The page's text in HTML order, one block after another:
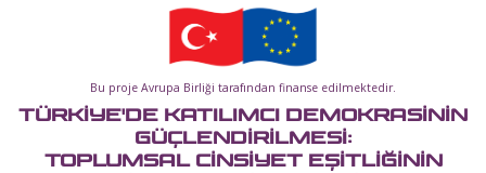
Bu proje Avrupa Birliği tarafından finanse edilmektedir.
TÜRKİYE'DE KATILIMCI DEMOKRASİNİN
GÜÇLENDİRİLMESİ:
TOPLUMSAL CİNSİYET EŞİTLİĞİNİN